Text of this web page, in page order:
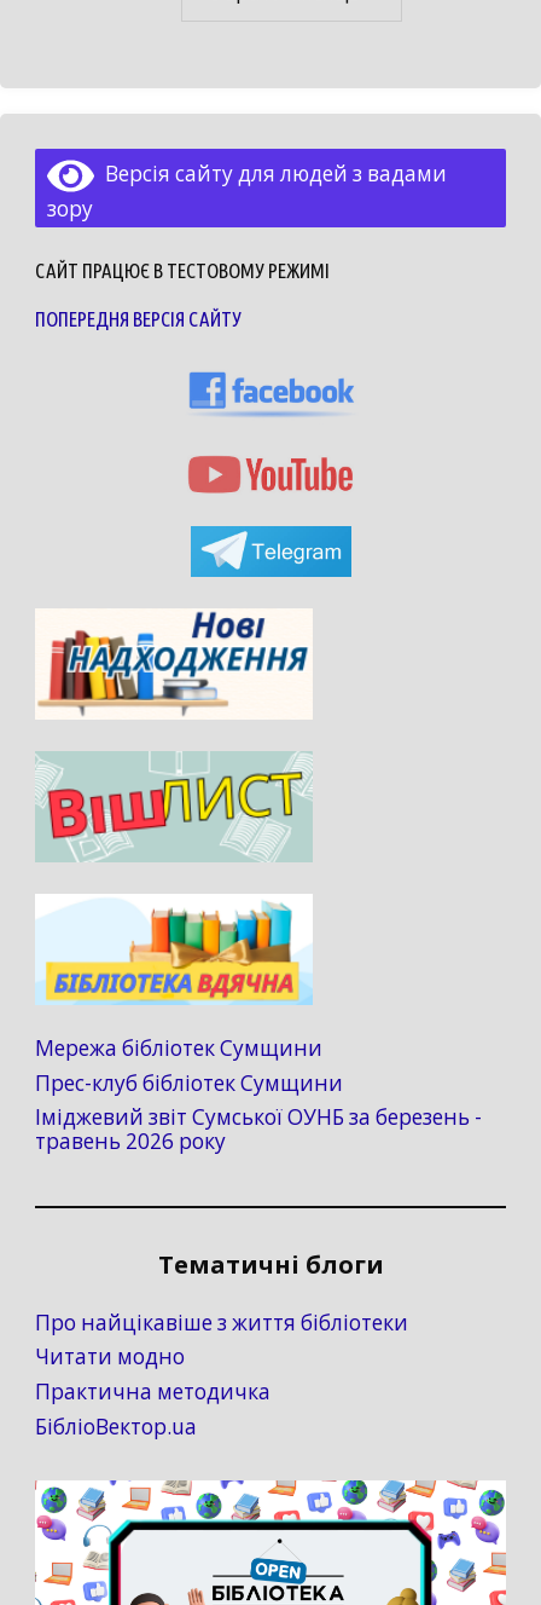
Версія сайту для людей з вадами
зору
САЙТ ПРАЦЮЄ В ТЕСТОВОМУ РЕЖИМІ
ПОПЕРЕДНЯ ВЕРСІЯ САЙТУ
Мережа бібліотек Сумщини
Прес-клуб бібліотек Сумщини
Іміджевий звіт Сумської ОУНБ за березень -
травень 2026 року
Тематичні блоги
Про найцікавіше з життя бібліотеки
Читати модно
Практична методичка
БібліоВектор.ua